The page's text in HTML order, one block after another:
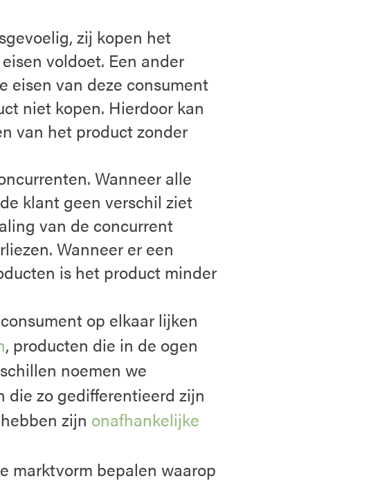
zij kopen het
voldoet. Een ander
eisen van deze consument
niet kopen. Hierdoor kan
van het product zonder
Wanneer alle
klant geen verschil ziet
van de concurrent
Wanneer er een
is het product minder
op elkaar lijken
, producten die in de ogen
noemen we
die zo gedifferentieerd zijn
zijn onafhankelijke
marktvorm bepalen waarop